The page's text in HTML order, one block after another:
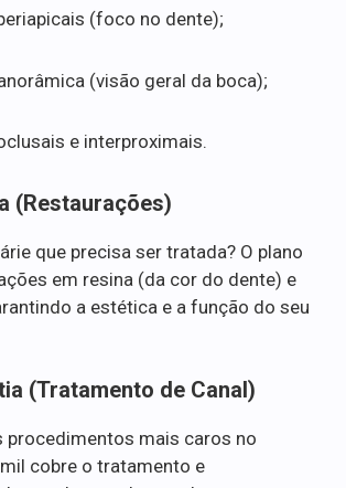
(foco no dente);
(visão geral da boca);
e interproximais.
(Restaurações)
que precisa ser tratada? O plano
em resina (da cor do dente) e
a estética e a função do seu
(Tratamento de Canal)
procedimentos mais caros no
cobre o tratamento e